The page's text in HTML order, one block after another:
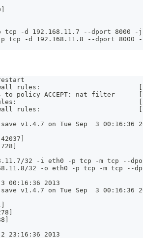
-p tcp -d 192.168.11.7 --dport 8000
-p tcp -d 192.168.11.8 --dport
rules:                         [
to policy ACCEPT: nat filter      [
[
rules:                         [
v1.4.7 on Tue Sep  3 00:16:36
32 -i eth0 -p tcp -m tcp --
32 -o eth0 -p tcp -m tcp --
00:16:36 2013
v1.4.7 on Tue Sep  3 00:16:36
23:16:36 2013